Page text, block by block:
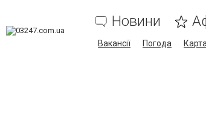
Новини
Вакансії Погода